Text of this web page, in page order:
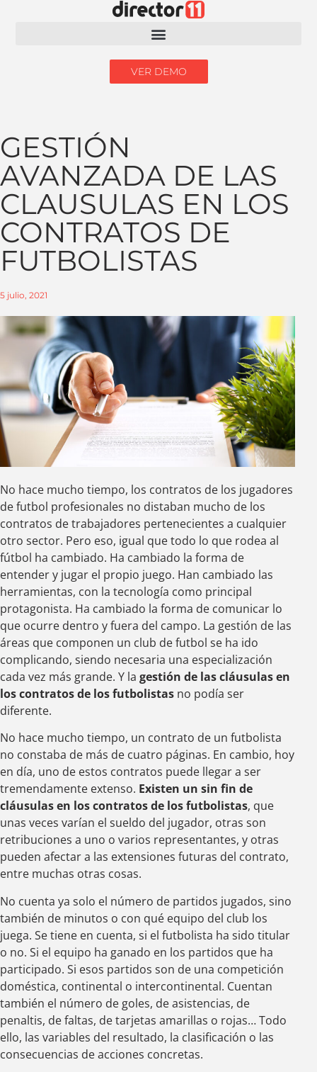
VER DEMO
GESTIÓN
AVANZADA DE LAS
CLAUSULAS EN LOS
CONTRATOS DE
FUTBOLISTAS
5 julio, 2021
No hace mucho tiempo, los contratos de los jugadores
de futbol profesionales no distaban mucho de los
contratos de trabajadores pertenecientes a cualquier
otro sector. Pero eso, igual que todo lo que rodea al
fútbol ha cambiado. Ha cambiado la forma de
entender y jugar el propio juego. Han cambiado las
herramientas, con la tecnología como principal
protagonista. Ha cambiado la forma de comunicar lo
que ocurre dentro y fuera del campo. La gestión de las
áreas que componen un club de futbol se ha ido
complicando, siendo necesaria una especialización
cada vez más grande. Y la gestión de las cláusulas en
los contratos de los futbolistas no podía ser
diferente.
No hace mucho tiempo, un contrato de un futbolista
no constaba de más de cuatro páginas. En cambio, hoy
en día, uno de estos contratos puede llegar a ser
tremendamente extenso. Existen un sin fin de
cláusulas en los contratos de los futbolistas, que
unas veces varían el sueldo del jugador, otras son
retribuciones a uno o varios representantes, y otras
pueden afectar a las extensiones futuras del contrato,
entre muchas otras cosas.
No cuenta ya solo el número de partidos jugados, sino
también de minutos o con qué equipo del club los
juega. Se tiene en cuenta, si el futbolista ha sido titular
o no. Si el equipo ha ganado en los partidos que ha
participado. Si esos partidos son de una competición
doméstica, continental o intercontinental. Cuentan
también el número de goles, de asistencias, de
penaltis, de faltas, de tarjetas amarillas o rojas… Todo
ello, las variables del resultado, la clasificación o las
consecuencias de acciones concretas.